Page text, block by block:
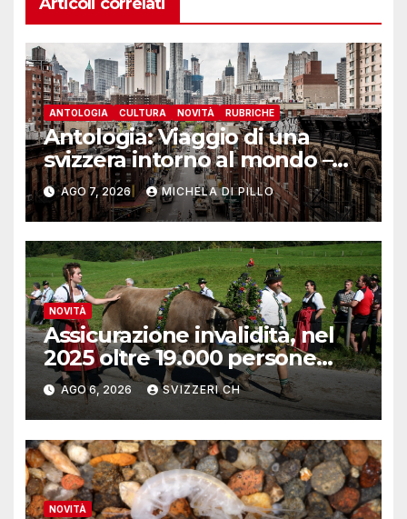
ANTOLOGIA CULTURA NOVITÀ RUBRICHE
Antologia: Viaggio di una
svizzera intorno al mondo –
Yosemite
AGO 7, 2026 MICHELA DI PILLO
NOVITÀ
Assicurazione invalidità, nel
2025 oltre 19.000 persone
reinserite nel mercato del
lavoro
AGO 6, 2026 SVIZZERI CH
NOVITÀ